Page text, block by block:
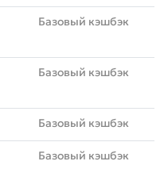
Базовый кэшбэк
Базовый кэшбэк
Базовый кэшбэк
Базовый кэшбэк